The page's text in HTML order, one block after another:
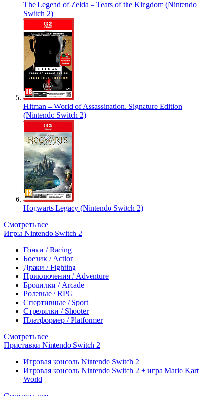
The Legend of Zelda – Tears of the Kingdom (Nintendo
Switch 2)
Hitman – World of Assassination. Signature Edition
(Nintendo Switch 2)
Hogwarts Legacy (Nintendo Switch 2)
Смотреть все
Игры Nintendo Switch 2
Гонки / Racing
Боевик / Action
Драки / Fighting
Приключения / Adventure
Бродилки / Arcade
Ролевые / RPG
Спортивные / Sport
Стрелялки / Shooter
Платформер / Platformer
Смотреть все
Приставки Nintendo Switch 2
Игровая консоль Nintendo Switch 2
Игровая консоль Nintendo Switch 2 + игра Mario Kart
World